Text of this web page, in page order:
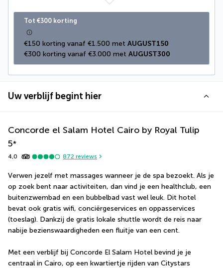
Tot €300 korting
€150 korting vanaf €1.500 met AUGUST150
€300 korting vanaf €3.000 met AUGUST300
Uw verblijf begint hier
Concorde el Salam Hotel Cairo by Royal Tulip
5*
4,0 872 reviews
Verwen jezelf met massages wanneer je de spa bezoekt. Als je
op zoek bent naar activiteiten, dan vind je een healthclub, een
buitenzwembad en een bubbelbad vast wel leuk. Dit hotel
bevat ook gratis wifi, conciërgeservices en oppasservices
(toeslag). Dankzij de gratis lokale shuttle wordt de reis naar
nabije bezienswaardigheden een fluitje van een cent.
Met een verblijf bij Concorde El Salam Hotel bevind je je
centraal in Cairo, op een kwartiertje rijden van Citystars